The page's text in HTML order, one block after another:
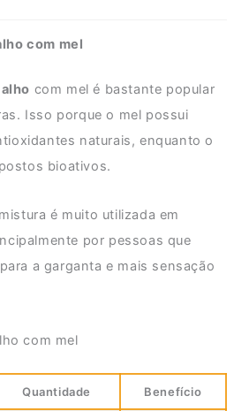
com mel
alho com mel é bastante popular
Isso porque o mel possui
naturais, enquanto o
bioativos.
é muito utilizada em
por pessoas que
a garganta e mais sensação
com mel
Quantidade Benefício